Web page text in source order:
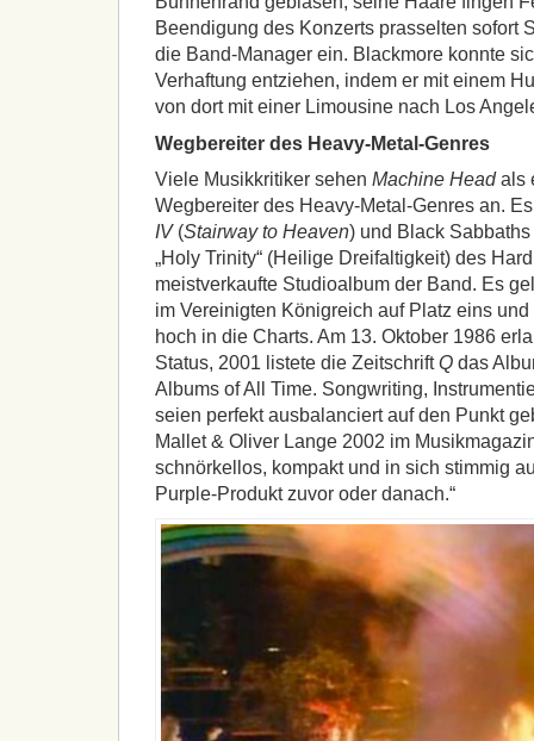
Beendigung des Konzerts prasselten sofort
die Band-Manager ein. Blackmore konnte
Verhaftung entziehen, indem er mit einem
von dort mit einer Limousine nach Los
Wegbereiter des Heavy-Metal-Genres
Viele Musikkritiker sehen Machine Head als
Wegbereiter des Heavy-Metal-Genres an.
IV(Stairway to Heaven) und Black Sabbaths
„Holy Trinity“ (Heilige Dreifaltigkeit) des
meistverkaufte Studioalbum der Band. Es
im Vereinigten Königreich auf Platz eins
hoch in die Charts. Am 13. Oktober 1986
Status, 2001 listete die ZeitschriftQ das
Albums of All Time. Songwriting,
seien perfekt ausbalanciert auf den Punkt
Mallet & Oliver Lange 2002 im
schnörkellos, kompakt und in sich stimmig
Purple-Produkt zuvor oder danach.“